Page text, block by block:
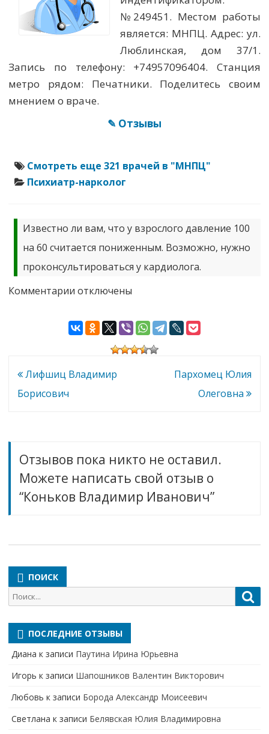
№249451. Местом работы
является: МНПЦ. Адрес: ул.
Люблинская, дом 37/1.
Запись по телефону: +74957096404. Станция
метро рядом: Печатники. Поделитесь своим
мнением о враче.
✎ Отзывы
Смотреть еще 321 врачей в "МНПЦ"
Психиатр-нарколог
Известно ли вам, что у взрослого давление 100
на 60 считается пониженным. Возможно, нужно
проконсультироваться у кардиолога.
Комментарии к
Владимир
Иванович
отключены
Навигация
по
Лифшиц Владимир
Борисович
Пархомец Юлия
Олеговна
Отзывов пока никто не оставил.
Можете написать свой отзыв о
“Коньков Владимир Иванович”
ПОИСК
Поиск
для:
ПОСЛЕДНИЕ ОТЗЫВЫ
Диана к записи Паутина Ирина Юрьевна
Игорь к записи Шапошников Валентин Викторович
Любовь к записи Борода Александр Моисеевич
Светлана к записи Белявская Юлия Владимировна